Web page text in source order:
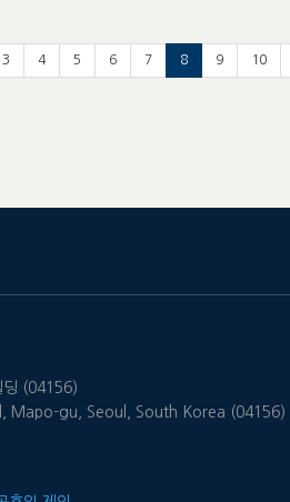
3 4 5 6 7 8 9 10
딩 (04156)
Mapo-gu, Seoul, South Korea (04156)